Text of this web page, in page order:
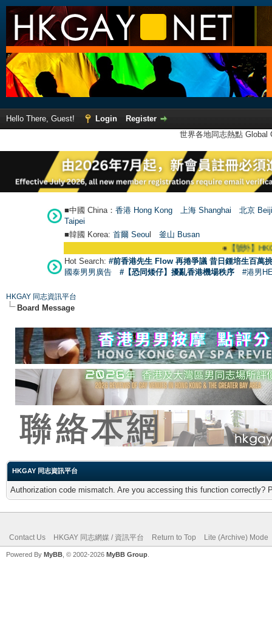
Hello There, Guest! Login
Register
世界各地同志熱點
■中國 China： 香港 Hong Kong 上海 Shanghai
北京
Taipei
■韓國 Korea: 首爾 Seoul 釜山 Busan
【號外】
Hot Search: #前香港先生 Flow 再捲爭議 昔日鍾培生百萬
國泰男男廣告
#【恐同矮仔】擾亂香港機場秩序 #港男
HKGAY 同志資訊平台
Board Message
HKGAY 同志資訊平台
Authorization code mismatch. Are you accessing this function correctly?
Contact Us HKGAY 同志網媒 / 資訊平台 Return to Top Lite (Archive) Mode
Powered By MyBB , © 2002-2026 MyBB Group